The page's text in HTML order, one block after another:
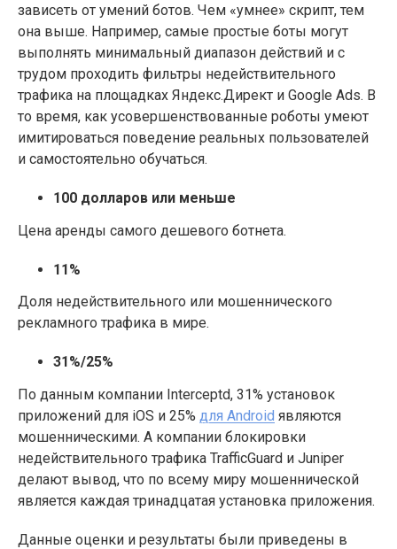
зависеть от умений ботов. Чем «умнее» скрипт, тем
она выше. Например, самые простые боты могут
выполнять минимальный диапазон действий и с
трудом проходить фильтры недействительного
трафика на площадках Яндекс.Директ и Google Ads. В
то время, как усовершенствованные роботы умеют
имитироваться поведение реальных пользователей
и самостоятельно обучаться.
100 долларов или меньше
Цена аренды самого дешевого ботнета.
11%
Доля недействительного или мошеннического
рекламного трафика в мире.
31%/25%
По данным компании Interceptd, 31% установок
приложений для iOS и 25% для Android являются
мошенническими. А компании блокировки
недействительного трафика TrafficGuard и Juniper
делают вывод, что по всему миру мошеннической
является каждая тринадцатая установка приложения.
Данные оценки и результаты были приведены в